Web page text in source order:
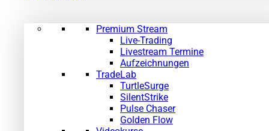
Premium Stream
Live-Trading
Livestream Termine
Aufzeichnungen
TradeLab
TurtleSurge
SilentStrike
Pulse Chaser
Golden Flow